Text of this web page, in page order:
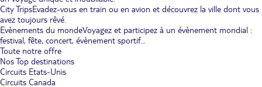
City TripsEvadez-vous en train ou en avion et découvrez la ville dont vous
avez toujours rêvé.
Evènements du mondeVoyagez et participez à un évènement mondial :
festival, fête, concert, évènement sportif...
Toute notre offre
Nos Top destinations
Circuits Etats-Unis
Circuits Canada